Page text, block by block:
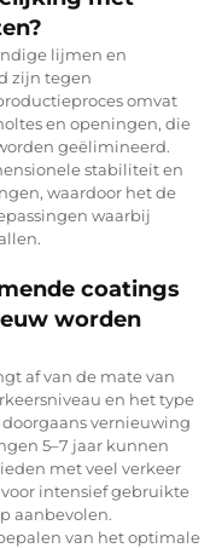
lijmen en
zijn tegen
omvat
en openingen, die
geëlimineerd.
stabiliteit en
waardoor het de
waarbij
coatings
worden
af van de mate van
en het type
vernieuwing
5–7 jaar kunnen
met veel verkeer
intensief gebruikte
aanbevolen.
van het optimale